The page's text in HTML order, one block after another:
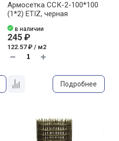
Армосетка ССК-2-100*100
(1*2) ETIZ, черная
в наличии
245 ₽
122.57 ₽ / м2
Подробнее